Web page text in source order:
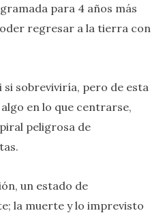
para 4 años más
regresar a la tierra con
si sobreviviría, pero de esta
en lo que centrarse,
peligrosa de
un estado de
la muerte y lo imprevisto